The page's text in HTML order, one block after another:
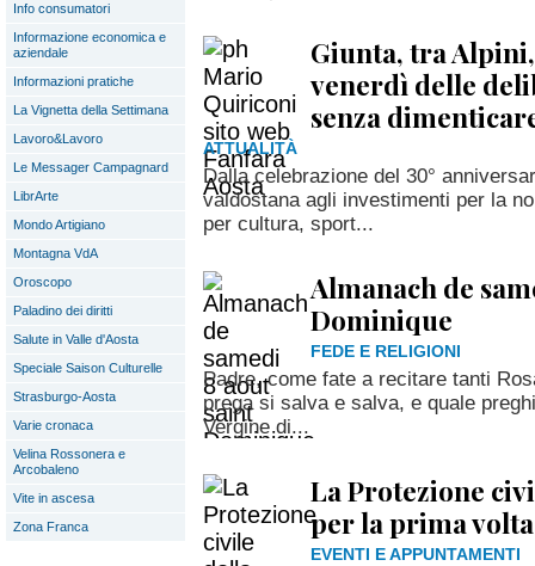
Info consumatori
Informazione economica e
aziendale
Informazioni pratiche
La Vignetta della Settimana
Lavoro&Lavoro
Le Messager Campagnard
LibrArte
Mondo Artigiano
Montagna VdA
Oroscopo
Paladino dei diritti
Salute in Valle d'Aosta
Speciale Saison Culturelle
Strasburgo-Aosta
Varie cronaca
Velina Rossonera e
Arcobaleno
Vite in ascesa
Zona Franca
Giunta, tra
venerdì delle
senza
ATTUALITÀ
Dalla celebrazione del 30°
valdostana agli investimenti per la
per cultura, sport...
Almanach de
Dominique
FEDE E RELIGIONI
Padre, come fate a recitare tanti
prega si salva e salva, e quale
Vergine di...
La Protezione
per la prima
EVENTI E APPUNTAMENTI